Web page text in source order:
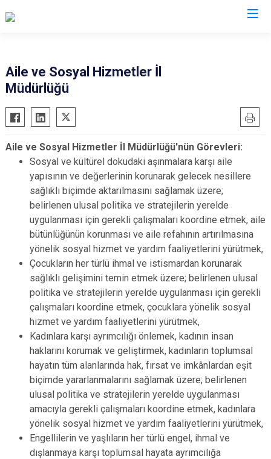
Aile ve Sosyal Hizmetler İl
Müdürlüğü
Aile ve Sosyal Hizmetler İl Müdürlüğü'nün Görevleri:
Sosyal ve kültürel dokudaki aşınmalara karşı aile
yapısının ve değerlerinin korunarak gelecek nesillere
sağlıklı biçimde aktarılmasını sağlamak üzere;
belirlenen ulusal politika ve stratejilerin yerelde
uygulanması için gerekli çalışmaları koordine etmek, aile
bütünlüğünün korunması ve aile refahının artırılmasına
yönelik sosyal hizmet ve yardım faaliyetlerini yürütmek,
Çocukların her türlü ihmal ve istismardan korunarak
sağlıklı gelişimini temin etmek üzere; belirlenen ulusal
politika ve stratejilerin yerelde uygulanması için gerekli
çalışmaları koordine etmek, çocuklara yönelik sosyal
hizmet ve yardım faaliyetlerini yürütmek,
Kadınlara karşı ayrımcılığı önlemek, kadının insan
haklarını korumak ve geliştirmek, kadınların toplumsal
hayatın tüm alanlarında hak, fırsat ve imkânlardan eşit
biçimde yararlanmalarını sağlamak üzere; belirlenen
ulusal politika ve stratejilerin yerelde uygulanması
amacıyla gerekli çalışmaları koordine etmek, kadınlara
yönelik sosyal hizmet ve yardım faaliyetlerini yürütmek,
Engellilerin ve yaşlıların her türlü engel, ihmal ve
dışlanmaya karşı toplumsal hayata ayrımcılığa